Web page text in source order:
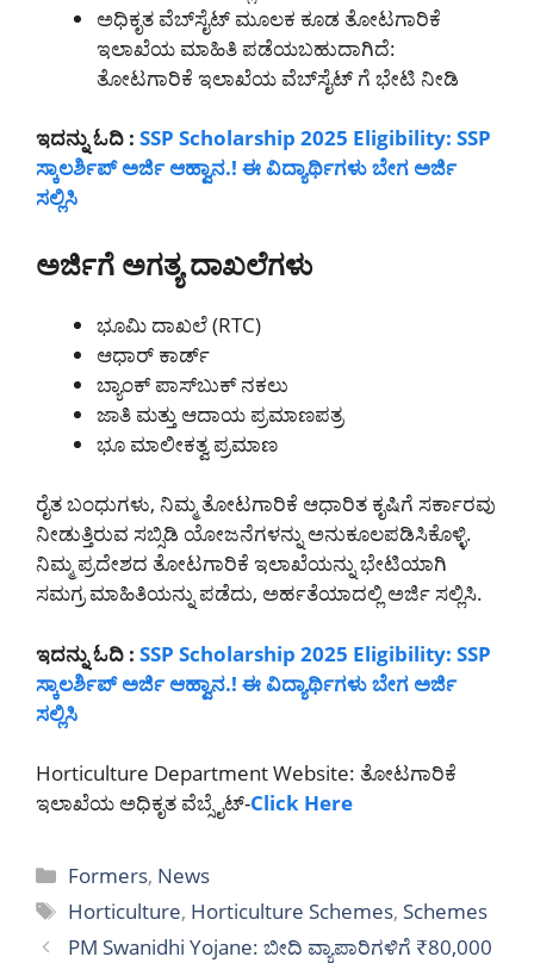
ಅಧಿಕೃತ ವೆಬ್‌ಸೈಟ್ ಮೂಲಕ ಕೂಡ ತೋಟಗಾರಿಕೆ
ಇಲಾಖೆಯ ಮಾಹಿತಿ ಪಡೆಯಬಹುದಾಗಿದೆ:
ತೋಟಗಾರಿಕೆ ಇಲಾಖೆಯ ವೆಬ್‌ಸೈಟ್ ಗೆ ಭೇಟಿ ನೀಡಿ
ಇದನ್ನು ಓದಿ : SSP Scholarship 2025 Eligibility: SSP
ಸ್ಕಾಲರ್ಶಿಪ್ ಅರ್ಜಿ ಆಹ್ವಾನ.! ಈ ವಿದ್ಯಾರ್ಥಿಗಳು ಬೇಗ ಅರ್ಜಿ
ಸಲ್ಲಿಸಿ
ಅರ್ಜಿಗೆ ಅಗತ್ಯ ದಾಖಲೆಗಳು
ಭೂಮಿ ದಾಖಲೆ (RTC)
ಆಧಾರ್ ಕಾರ್ಡ್
ಬ್ಯಾಂಕ್ ಪಾಸ್‌ಬುಕ್ ನಕಲು
ಜಾತಿ ಮತ್ತು ಆದಾಯ ಪ್ರಮಾಣಪತ್ರ
ಭೂ ಮಾಲೀಕತ್ವ ಪ್ರಮಾಣ
ರೈತ ಬಂಧುಗಳು, ನಿಮ್ಮ ತೋಟಗಾರಿಕೆ ಆಧಾರಿತ ಕೃಷಿಗೆ ಸರ್ಕಾರವು
ನೀಡುತ್ತಿರುವ ಸಬ್ಸಿಡಿ ಯೋಜನೆಗಳನ್ನು ಅನುಕೂಲಪಡಿಸಿಕೊಳ್ಳಿ.
ನಿಮ್ಮ ಪ್ರದೇಶದ ತೋಟಗಾರಿಕೆ ಇಲಾಖೆಯನ್ನು ಭೇಟಿಯಾಗಿ
ಸಮಗ್ರ ಮಾಹಿತಿಯನ್ನು ಪಡೆದು, ಅರ್ಹತೆಯಾದಲ್ಲಿ ಅರ್ಜಿ ಸಲ್ಲಿಸಿ.
ಇದನ್ನು ಓದಿ : SSP Scholarship 2025 Eligibility: SSP
ಸ್ಕಾಲರ್ಶಿಪ್ ಅರ್ಜಿ ಆಹ್ವಾನ.! ಈ ವಿದ್ಯಾರ್ಥಿಗಳು ಬೇಗ ಅರ್ಜಿ
ಸಲ್ಲಿಸಿ
Horticulture Department Website: ತೋಟಗಾರಿಕೆ
ಇಲಾಖೆಯ ಅಧಿಕೃತ ವೆಬ್ಸೈಟ್-Click Here
Categories
Formers, News
Tags
Horticulture, Horticulture Schemes, Schemes
PM Swanidhi Yojane: ಬೀದಿ ವ್ಯಾಪಾರಿಗಳಿಗೆ ₹80,000